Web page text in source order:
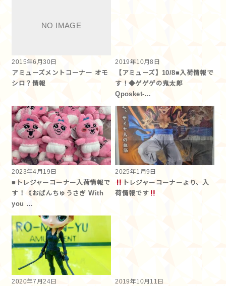
2015年6月30日
アミューズメントコーナー オモ
シロ？情報
2019年10月8日
【アミューズ】10/8■入荷情報で
す！◆ゲゲゲの鬼太郎
Qposket-…
2023年4月19日
■トレジャーコーナー入荷情報で
す！《おぱんちゅうさぎ With
you …
2025年1月9日
トレジャーコーナーより、入
荷情報です
2020年7月24日
2019年10月11日